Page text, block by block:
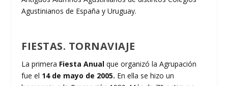
Agustinianos de España y Uruguay.
FIESTAS. TORNAVIAJE
La primera Fiesta Anualque organizó la Agrupación
fue el 14 de mayo de 2005. En ella se hizo un